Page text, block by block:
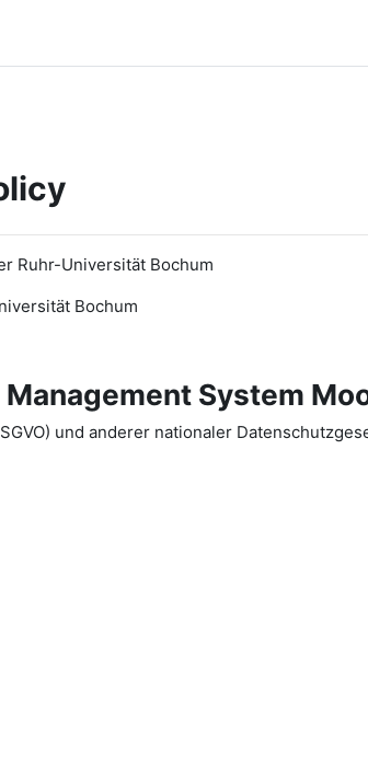
Ruhr-Universität Bochum
ät Bochum
System
und anderer nationaler